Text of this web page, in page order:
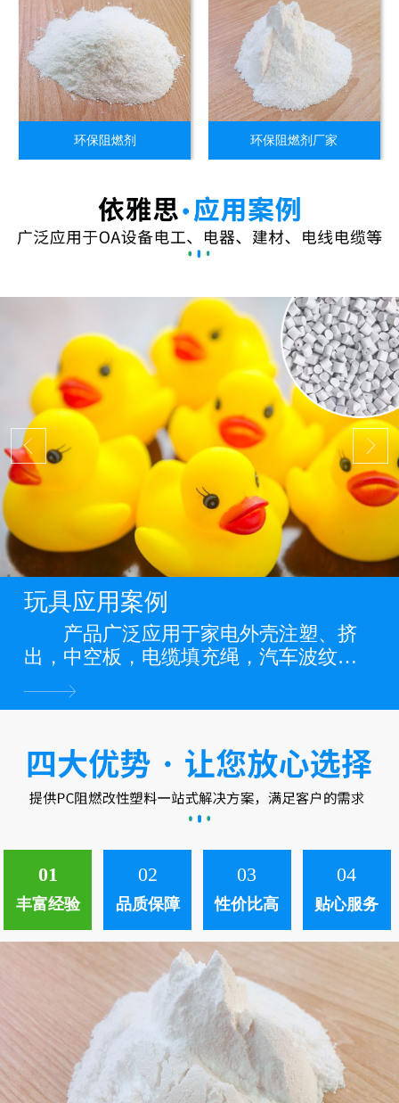
环保阻燃剂 环保阻燃剂厂家
玩具应用案例
产品广泛应用于家电外壳注塑、挤
出，中空板，电缆填充绳，汽车波纹
管，缠绕管，电力管道，PP管，PP板
材，PP片材，PP膜等各类PP料阻燃制品
01
丰富经验
02
品质保障
03
性价比高
04
贴心服务